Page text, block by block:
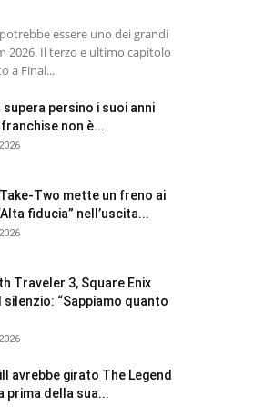
essere uno dei grandi
2026. Il terzo e ultimo capitolo
a Final...
supera persino i suoi anni
franchise non è...
Take-Two mette un freno ai
fiducia” nell’uscita...
Traveler 3, Square Enix
silenzio: “Sappiamo quanto
avrebbe girato The Legend
prima della sua...